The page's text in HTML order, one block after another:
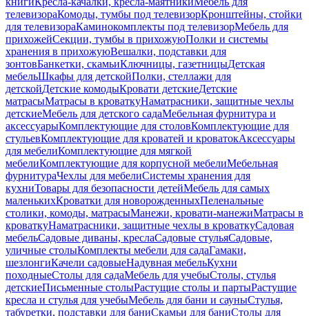
телевизораКомоды, тумбы под телевизорКронштейны, стойки
для телевизораКаминокомплекты под телевизорМебель для
прихожейСекции, тумбы в прихожуюПолки и системы
хранения в прихожуюВешалки, подставки для
зонтовБанкетки, скамьиКлючницы, газетницыДетская
мебельШкафы для детскойПолки, стеллажи для
детскойДетские комодыКровати детскиеДетские
матрасыМатрасы в кроваткуНаматрасники, защитные чехлы
детскиеМебель для детского садаМебельная фурнитура и
аксессуарыКомплектующие для столовКомплектующие для
стульевКомплектующие для кроватей и кроватокАксессуары
для мебелиКомплектующие для мягкой
мебелиКомплектующие для корпусной мебелиМебельная
фурнитураЧехлы для мебелиСистемы хранения для
кухниТовары для безопасности детейМебель для самых
маленькихКроватки для новорожденныхПеленальные
столики, комоды, матрасыМанежи, кровати-манежиМатрасы в
кроваткуНаматрасники, защитные чехлы в кроваткуСадовая
мебельСадовые диваны, креслаСадовые стульяСадовые,
уличные столыКомплекты мебели для садаГамаки,
шезлонгиКачели садовыеНадувная мебельКухни
походныеСтолы для садаМебель для учебыСтолы, стулья
детскиеПисьменные столыРастущие столы и партыРастущие
кресла и стулья для учебыМебель для бани и сауныСтулья,
табуретки, подставки для баниСкамьи для баниСтолы для